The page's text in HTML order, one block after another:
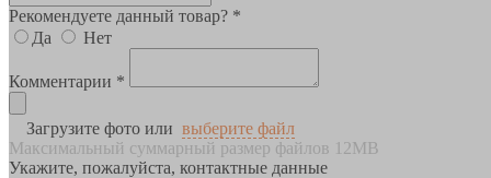
Рекомендуете данный товар? *
Да
Нет
Комментарии *
Загрузите фото или выберите файл
Максимальный суммарный размер файлов 12MB
Укажите, пожалуйста, контактные данные